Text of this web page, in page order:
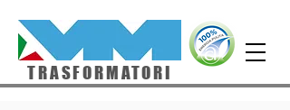
TRASFORMATORI